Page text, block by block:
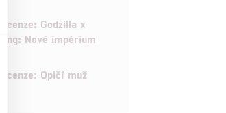
Recenze: Godzilla x
Kong: Nové impérium
Recenze: Opičí muž